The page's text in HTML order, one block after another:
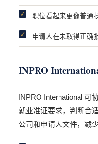
职位看起来更像普通
申请人在未取得正确
INPRO
INPRO International 可
就业准证要求，判断合
公司和申请人文件，减